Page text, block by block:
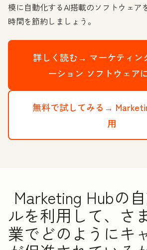
模に自動化するAI搭載のソフトウェア
時間を節約しましょう。
詳しく読む→ マーケティン
ーション ソフトウェア
無料で試してみる→
用
Marketing Hubの
ルを利用して、さ
業でどのようにキ